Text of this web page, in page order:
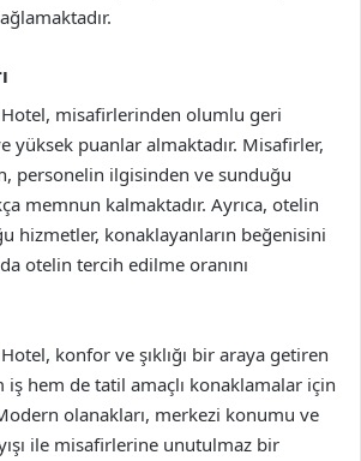
misafirlerinden olumlu geri
yüksek puanlar almaktadır. Misafirler,
personelin ilgisinden ve sunduğu
memnun kalmaktadır. Ayrıca, otelin
hizmetler, konaklayanların beğenisini
otelin tercih edilme oranını
konfor ve şıklığı bir araya getiren
hem de tatil amaçlı konaklamalar için
olanakları, merkezi konumu ve
ile misafirlerine unutulmaz bir